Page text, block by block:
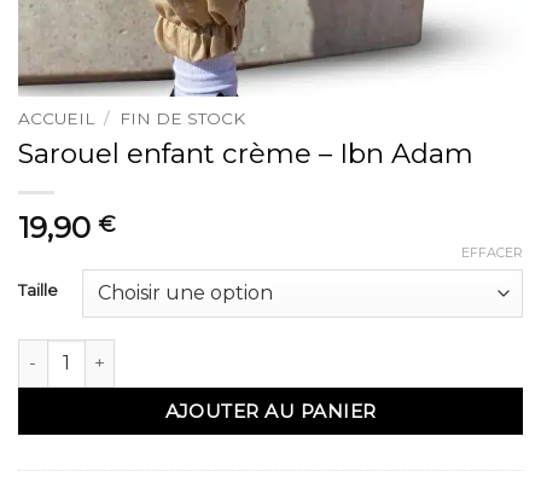
ACCUEIL / FIN DE STOCK
Sarouel enfant crème – Ibn Adam
19,90 €
Taille
EFFACER
quantité de Sarouel enfant crème – Ibn Adam
AJOUTER AU PANIER